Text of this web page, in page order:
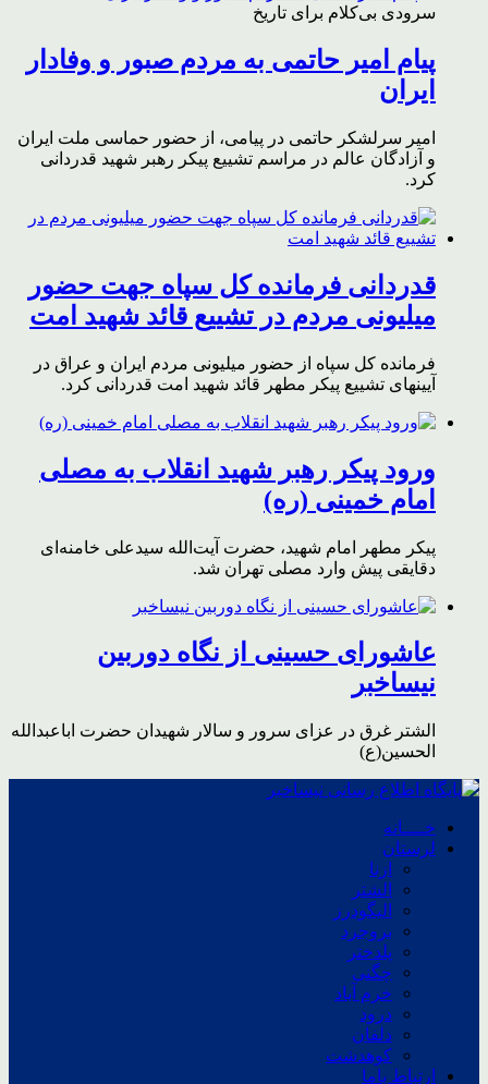
سرودی بی‌کلام برای تاریخ
پیام امیر حاتمی به مردم صبور و وفادار
ایران
امیر سرلشکر حاتمی در پیامی، از حضور حماسی ملت ایران
و آزادگان عالم در مراسم تشییع پیکر رهبر شهید قدردانی
کرد.
قدردانی فرمانده کل سپاه جهت حضور
میلیونی مردم در تشییع قائد شهید امت
فرمانده کل سپاه از حضور میلیونی مردم ایران و عراق در
آیینهای تشییع پیکر مطهر قائد شهید امت قدردانی کرد.
ورود پیکر رهبر شهید انقلاب به مصلی
امام خمینی (ره)
پیکر مطهر امام شهید،‌ حضرت آیت‌الله سیدعلی خامنه‌ای
دقایقی پیش وارد مصلی تهران شد.
عاشورای حسینی از نگاه دوربین
نیساخبر
الشتر غرق در عزای سرور و سالار شهیدان حضرت اباعبدالله
الحسین(ع)
خــــانه
لرستان
ازنا
الشتر
الیگودرز
بروجرد
پلدختر
چگنی
خرم آباد
درود
دلفان
کوهدشت
ارتباط باما